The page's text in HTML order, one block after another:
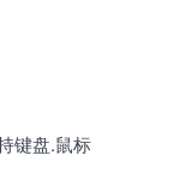
键盘.鼠标